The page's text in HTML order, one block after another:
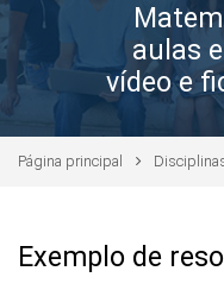
aulas
vídeo e
Página principal
Exemplo de